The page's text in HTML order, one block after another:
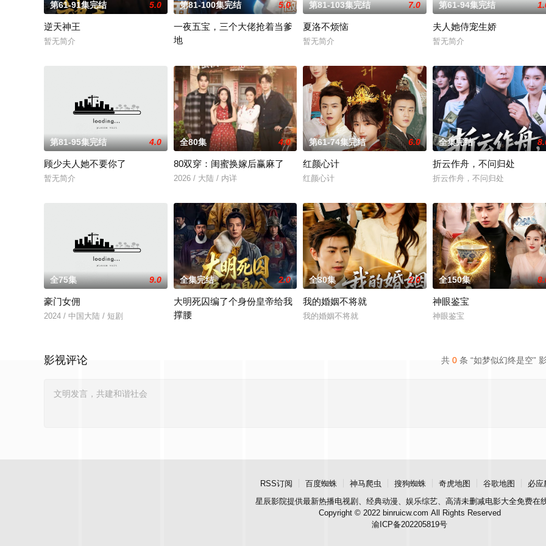
第61-91集完结 5.0
逆天神王
暂无简介
第81-100集完结 5.0
一夜五宝，三个大佬抢着当爹
地
第81-103集完结 7.0
夏洛不烦恼
暂无简介
第61-94集完结
夫人她侍宠生娇
暂无简介
第81-95集完结 4.0
顾少夫人她不要你了
暂无简介
全80集 4.0
80双穿：闺蜜换嫁后赢麻了
2026 / 大陆 / 内详
第61-74集完结 6.0
红颜心计
红颜心计
全集完结
折云作舟，不问归处
折云作舟，不问归处
全75集 9.0
豪门女佣
2024 / 中国大陆 / 短剧
全集完结 2.0
大明死囚编了个身份皇帝给我
撑腰
全30集 2.0
我的婚姻不将就
我的婚姻不将就
全150集
神眼鉴宝
神眼鉴宝
共 0 条 “如梦似幻终是空”
影视评论
RSS订阅 百度蜘蛛 神马爬虫 搜狗蜘蛛 奇虎地图 谷歌地图
必应
星辰影院提供最新热播电视剧、经典动漫、娱乐综艺、高清未删减电影大全免费在
Copyright © 2022 binruicw.com All Rights Reserved
渝ICP备202205819号